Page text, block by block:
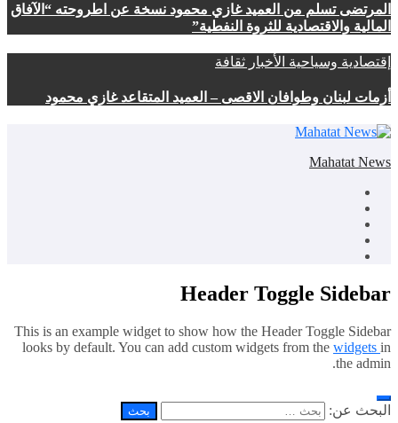
المرتضى تسلم من العميد غازي محمود نسخة عن اطروحته “الآفاق
المالية والاقتصادية للثروة النفطية”
إقتصادية وسياحية الأخبار ثقافة
أزمات لبنان وطوافان الاقصى – العميد المتقاعد غازي محمود
Mahatat News
Header Toggle Sidebar
This is an example widget to show how the Header Toggle Sidebar
looks by default. You can add custom widgets from the widgets in
the admin.
البحث عن: